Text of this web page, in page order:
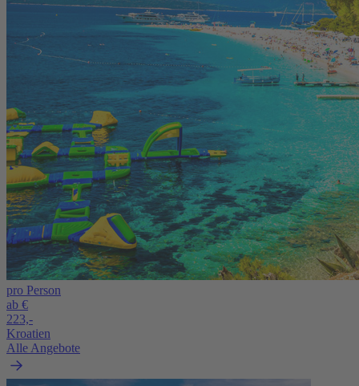
pro Person
ab €
223,-
Kroatien
Alle Angebote